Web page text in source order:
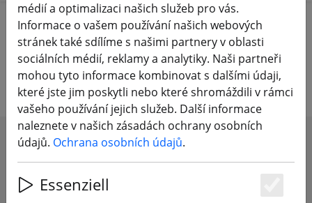
Home Komponenty Kamery FPV
FPV kamery pro drony
SHOW FILTERS
médií a optimalizaci našich služeb pro vás.
Informace o vašem používání našich webových
stránek také sdílíme s našimi partnery v oblasti
sociálních médií, reklamy a analytiky. Naši partneři
mohou tyto informace kombinovat s dalšími údaji,
které jste jim poskytli nebo které shromáždili v rámci
vašeho používání jejich služeb. Další informace
naleznete v našich zásadách ochrany osobních
údajů. Ochrana osobních údajů.
Essenziell